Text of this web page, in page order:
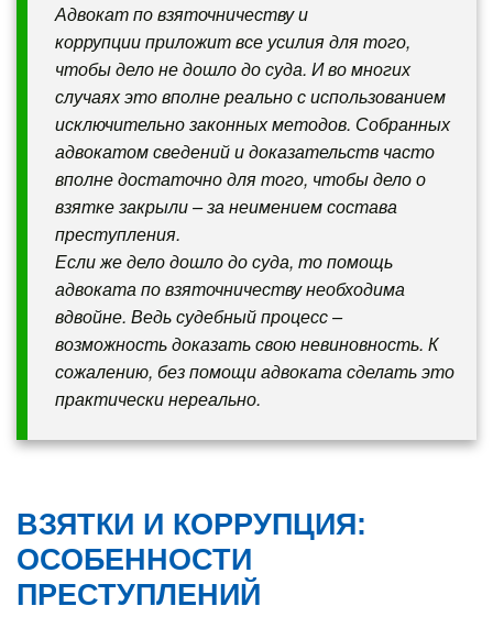
Адвокат по взяточничеству и
коррупции приложит все усилия для того,
чтобы дело не дошло до суда. И во многих
случаях это вполне реально с использованием
исключительно законных методов. Собранных
адвокатом сведений и доказательств часто
вполне достаточно для того, чтобы дело о
взятке закрыли – за неимением состава
преступления.
Если же дело дошло до суда, то помощь
адвоката по взяточничеству необходима
вдвойне. Ведь судебный процесс –
возможность доказать свою невиновность. К
сожалению, без помощи адвоката сделать это
практически нереально.
ВЗЯТКИ И КОРРУПЦИЯ:
ОСОБЕННОСТИ
ПРЕСТУПЛЕНИЙ